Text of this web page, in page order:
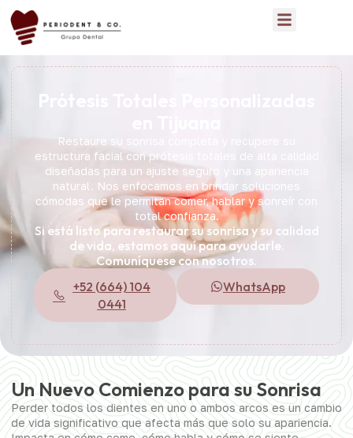
Prótesis Totales Personalizadas
Restaure su sonrisa completa y recupere su
estructura facial con prótesis totales de alta calidad
diseñadas para un ajuste seguro y una apariencia
natural. Nos enfocamos en brindar soluciones
cómodas que le permitan comer, hablar y sonreír con
total confianza.
Si está listo para restaurar su sonrisa y su calidad
de vida, estamos aquí para ayudarle.
Comuníquese con nosotros.
+52 (664) 104
0441
WhatsApp
Un Nuevo Comienzo para su Sonrisa
Perder todos los dientes en uno o ambos arcos es un cambio
de vida significativo que afecta más que solo su apariencia.